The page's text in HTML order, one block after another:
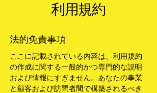
利用規約
法的免責事項
ここに記載されている内容は、利用規約
の作成に関する一般的かつ専門的な説明
および情報にすぎません。あなたの事業
と顧客および訪問者間で構築されるべき